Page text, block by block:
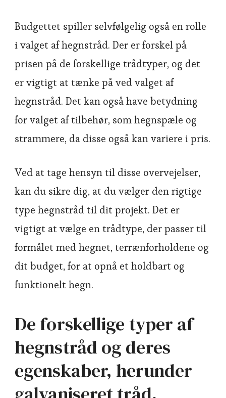
Budgettet spiller selvfølgelig også en rolle
i valget af hegnstråd. Der er forskel på
prisen på de forskellige trådtyper, og det
er vigtigt at tænke på ved valget af
hegnstråd. Det kan også have betydning
for valget af tilbehør, som hegnspæle og
strammere, da disse også kan variere i pris.
Ved at tage hensyn til disse overvejelser,
kan du sikre dig, at du vælger den rigtige
type hegnstråd til dit projekt. Det er
vigtigt at vælge en trådtype, der passer til
formålet med hegnet, terrænforholdene og
dit budget, for at opnå et holdbart og
funktionelt hegn.
De forskellige typer af
hegnstråd og deres
egenskaber, herunder